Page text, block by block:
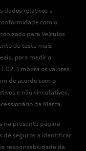
dados relativos a
com o
para Veículos
de teste mais
para medir o
Embora os valores
de acordo com o
e não vinculativos,
da Marca.
na presente página
de seguros a identificar
responsabilidade da